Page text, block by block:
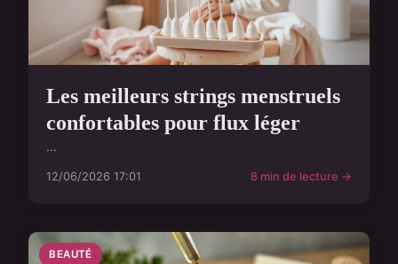
Les meilleurs strings menstruels
confortables pour flux léger
...
12/06/2026 17:01 8 min de lecture →
BEAUTÉ